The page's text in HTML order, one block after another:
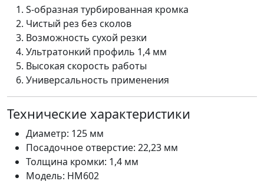
S-образная турбированная кромка
Чистый рез без сколов
Возможность сухой резки
Ультратонкий профиль 1,4 мм
Высокая скорость работы
Универсальность применения
Технические характеристики
Диаметр: 125 мм
Посадочное отверстие: 22,23 мм
Толщина кромки: 1,4 мм
Модель: HM602